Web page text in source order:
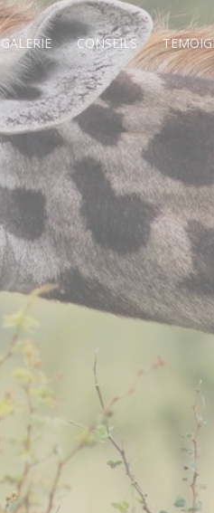
GALERIE CONSEILS